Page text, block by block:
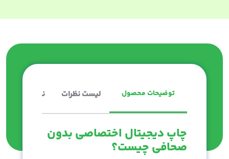
توضیحات محصول لیست نظرات نکات چاپ
چاپ دیجیتال اختصاصی بدون
صحافی چیست؟